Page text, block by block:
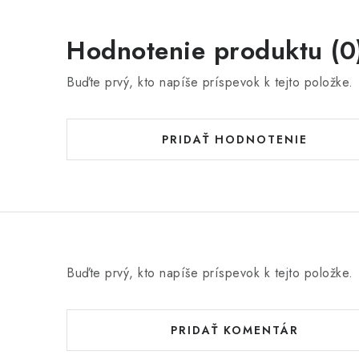
Hodnotenie produktu
Buďte prvý, kto napíše príspevok k tejto položke.
PRIDAŤ HODNOTENIE
Buďte prvý, kto napíše príspevok k tejto položke.
PRIDAŤ KOMENTÁR